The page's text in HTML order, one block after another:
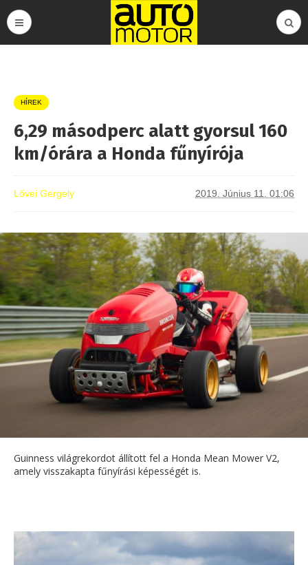
HÍREK
6,29 másodperc alatt gyorsul 160
km/órára a Honda fűnyírója
Lővei Gergely 2019. Június 11. 01:06
Guinness világrekordot állított fel a Honda Mean Mower V2,
amely visszakapta fűnyírási képességét is.